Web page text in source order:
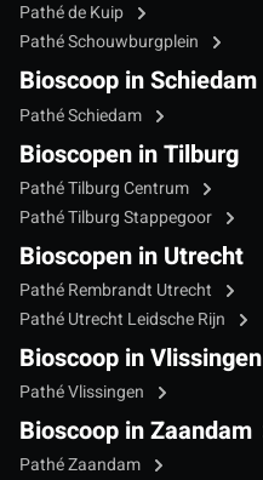
Pathé de Kuip
Pathé Schouwburgplein
Bioscoop in Schiedam
Pathé Schiedam
Bioscopen in Tilburg
Pathé Tilburg Centrum
Pathé Tilburg Stappegoor
Bioscopen in Utrecht
Pathé Rembrandt Utrecht
Pathé Utrecht Leidsche Rijn
Bioscoop in Vlissingen
Pathé Vlissingen
Bioscoop in Zaandam
Pathé Zaandam